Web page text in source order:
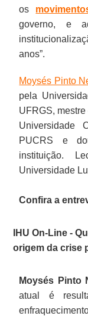
os
governo, e
anos”.
Moysés Pinto
pela
UFRGS,
Universidade
PUCRS e
instituição.
Universidade
Confira a
IHU On-Line -
origem da crise
Moysés Pinto
atual é